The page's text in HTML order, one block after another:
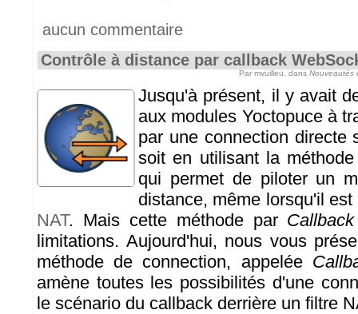
aucun commentaire
Contrôle à distance par callback
Par mvuilleu, dans Nouveautés
Jusqu'à présent, il y avait
aux modules Yoctopuce à
par une connection directe
soit en utilisant la
qui permet de piloter un
distance, même lorsqu'il est
NAT. Mais cette méthode par
limitations. Aujourd'hui, nous vous
méthode de connection, appelée
amène toutes les possibilités d'une
le scénario du callback derrière un filtre